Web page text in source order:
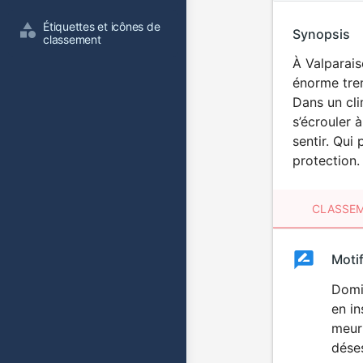
Étiquettes et icônes de
classement
Synopsis
À
énorme
Dans un
s’écrouler
sentir. Qui
protection.
en